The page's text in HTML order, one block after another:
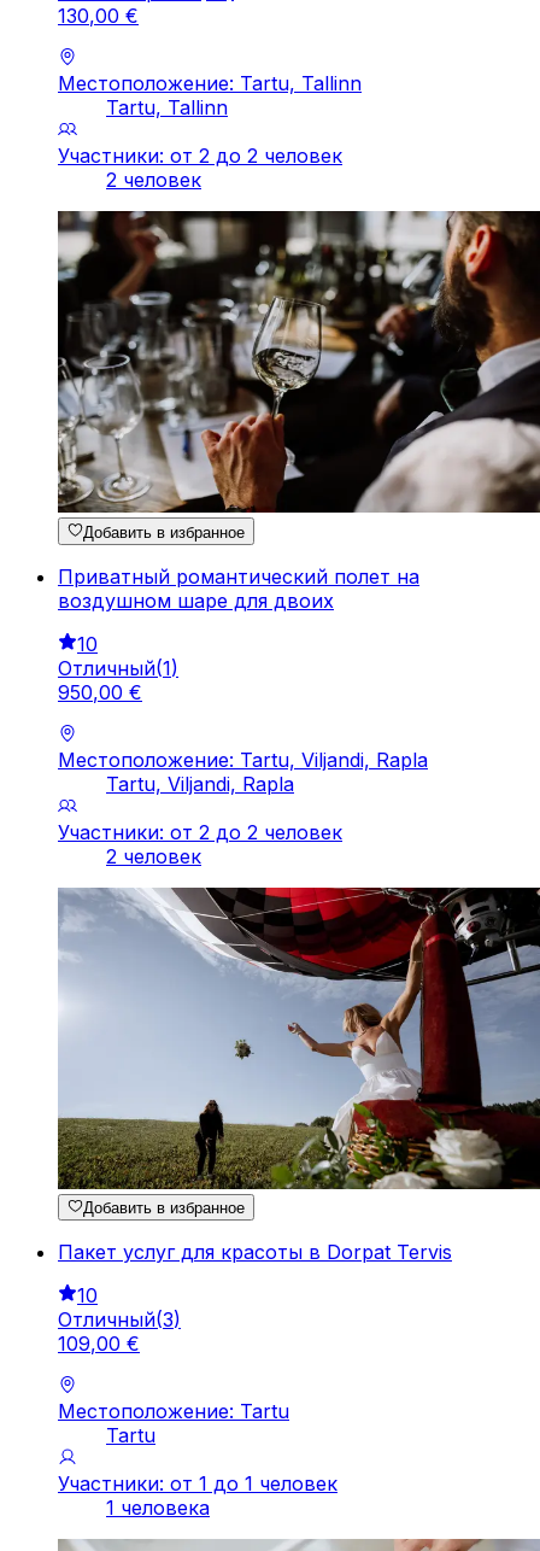
130,00 €
Местоположение: Tartu, Tallinn
Tartu, Tallinn
Участники: от 2 до 2 человек
2 человек
Добавить в избранное
Приватный романтический полет на
воздушном шаре для двоих
10
Отличный(1)
950,00 €
Местоположение: Tartu, Viljandi, Rapla
Tartu, Viljandi, Rapla
Участники: от 2 до 2 человек
2 человек
Добавить в избранное
Пакет услуг для красоты в Dorpat Tervis
10
Отличный(3)
109,00 €
Местоположение: Tartu
Tartu
Участники: от 1 до 1 человек
1 человека